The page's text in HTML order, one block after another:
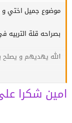
موضوع جميل اختي و
بصراحه قلة التربيه
الله يهديهم و يصلح
امين شكرا